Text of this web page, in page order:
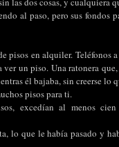
al paso, pero sus fondos
pisos en alquiler. Teléfonos
un piso. Una ratonera
él bajaba, sin creerse lo
pisos para ti.
excedían al menos
lo que le había pasado y